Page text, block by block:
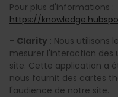
Pour plus d'informations :
https://
- Clarity : Nous utilisons
mesurer l'interaction des
site. Cette application a
nous fournit des cartes
l'audience de notre site.